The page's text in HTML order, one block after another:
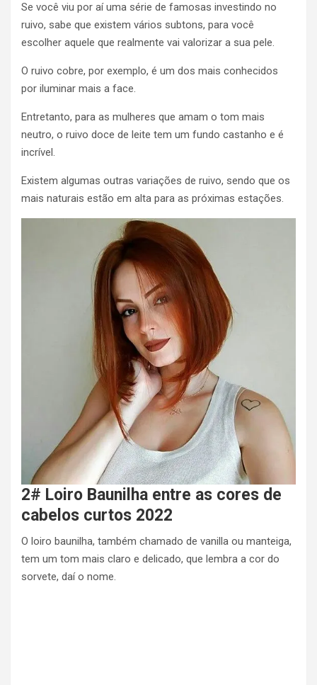
Se você viu por aí uma série de famosas investindo no
ruivo, sabe que existem vários subtons, para você
escolher aquele que realmente vai valorizar a sua pele.
O ruivo cobre, por exemplo, é um dos mais conhecidos
por iluminar mais a face.
Entretanto, para as mulheres que amam o tom mais
neutro, o ruivo doce de leite tem um fundo castanho e é
incrível.
Existem algumas outras variações de ruivo, sendo que os
mais naturais estão em alta para as próximas estações.
2# Loiro Baunilha entre as cores de
cabelos curtos 2022
O loiro baunilha, também chamado de vanilla ou manteiga,
tem um tom mais claro e delicado, que lembra a cor do
sorvete, daí o nome.